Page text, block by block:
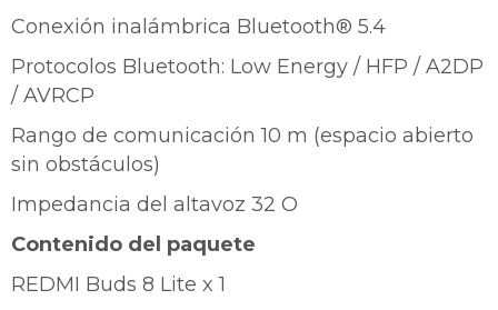
Conexión inalámbrica Bluetooth® 5.4
Protocolos Bluetooth: Low Energy / HFP / A2DP
/ AVRCP
Rango de comunicación 10 m (espacio abierto
sin obstáculos)
Impedancia del altavoz 32 O
Contenido del paquete
REDMI Buds 8 Lite x 1